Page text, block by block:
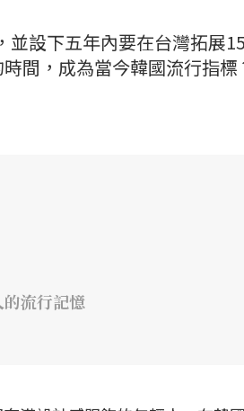
並設下五年內要在台灣拓展
間，成為當今韓國流行指標
流行記憶